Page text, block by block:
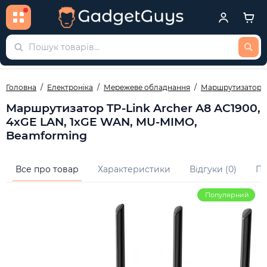
Головна Електроніка Мережеве обладнання Маршрутизатори
Маршрутизатор TP-Link Archer A8 AC1900,
4xGE LAN, 1xGE WAN, MU-MIMO,
Beamforming
Все про товар Характеристики Відгуки (0)
Популярний